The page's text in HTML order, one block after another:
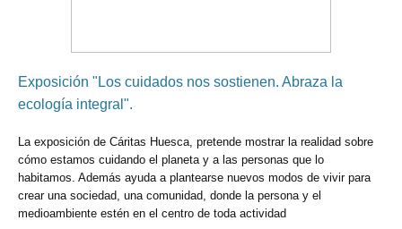
Exposición "Los cuidados nos sostienen. Abraza la
ecología integral".
La exposición de Cáritas Huesca, pretende mostrar la realidad sobre
cómo estamos cuidando el planeta y a las personas que lo
habitamos. Además ayuda a plantearse nuevos modos de vivir para
crear una sociedad, una comunidad, donde la persona y el
medioambiente estén en el centro de toda actividad